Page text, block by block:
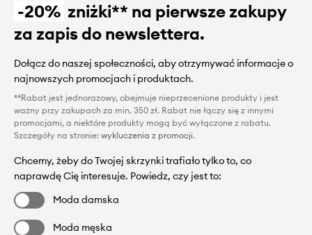
-20% zniżki** na pierwsze zakupy
za zapis do newslettera.
Dołącz do naszej społeczności, aby otrzymywać informacje o
najnowszych promocjach i produktach.
**Rabat jest jednorazowy, obejmuje nieprzecenione produkty i jest
ważny przy zakupach za min. 350 zł. Rabat nie łączy się z innymi
promocjami, a niektóre produkty mogą być wyłączone z rabatu.
Szczegóły na stronie: wykluczenia z promocji.
Chcemy, żeby do Twojej skrzynki trafiało tylko to, co
naprawdę Cię interesuje. Powiedz, czy jest to:
Moda damska
Moda męska